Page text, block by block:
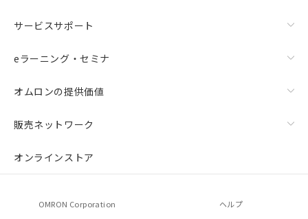
サービスサポート
eラーニング・セミナ
オムロンの提供価値
販売ネットワーク
オンラインストア
OMRON Corporation ヘルプ